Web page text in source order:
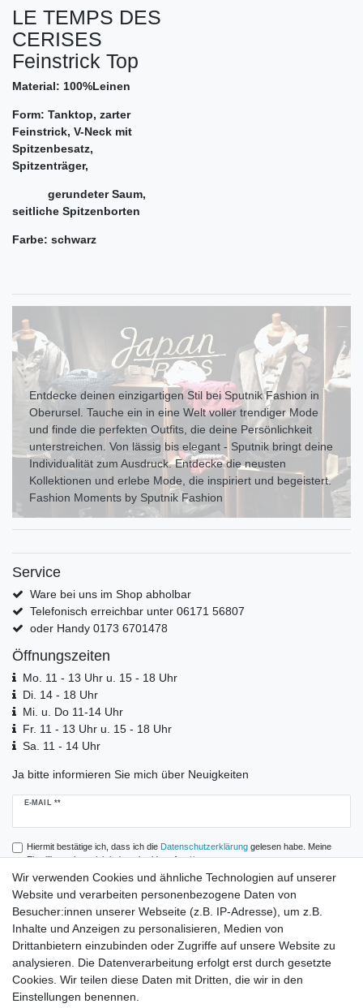
LE TEMPS DES
CERISES
Feinstrick Top
Material: 100%Leinen
Form: Tanktop, zarter
Feinstrick, V-Neck mit
Spitzenbesatz,
Spitzenträger,
gerundeter Saum,
seitliche Spitzenborten
Farbe: schwarz
Entdecke deinen einzigartigen Stil bei Sputnik Fashion in
Oberursel. Tauche ein in eine Welt voller trendiger Mode
und finde die perfekten Outfits, die deine Persönlichkeit
unterstreichen. Von lässig bis elegant - Sputnik bringt deine
Individualität zum Ausdr uck. Entdecke die neusten
Kollektionen und erlebe Mode, die inspiriert und begeistert.
Fashion Moments by Sputnik Fashion
Service
Ware bei uns im Shop abholbar
Telefonisch erreichbar unter 06171 56807
oder Handy 0173 6701478
Öffnungszeiten
Mo. 11 - 13 Uhr u. 15 - 18 Uhr
Di. 14 - 18 Uhr
Mi. u. Do 11-14 Uhr
Fr. 11 - 13 Uhr u. 15 - 18 Uhr
Sa. 11 - 14 Uhr
Ja bitte informieren Sie mich über Neuigkeiten
E-MAIL **
Newsletter
Hiermit bestätige ich, dass ich die Daten­schutz­erklärunggelesen habe. Meine
Einwilligung kann ich jederzeit widerrufen.**
Abonnieren
** Hierbei handelt es sich um ein Pflichtfeld.
Zahlung und Versand
Wir verwenden Cookies und ähnliche Technologien auf unserer
Website und verarbeiten personenbezogene Daten von
Besucher:innen unserer Webseite (z.B. IP-Adresse), um z.B.
Inhalte und Anzeigen zu personalisieren, Medien von
Drittanbietern einzubinden oder Zugriffe auf unsere Website zu
analysieren. Die Datenverarbeitung erfolgt erst durch gesetzte
Cookies. Wir teilen diese Daten mit Dritten, die wir in den
Einstellungen benennen.